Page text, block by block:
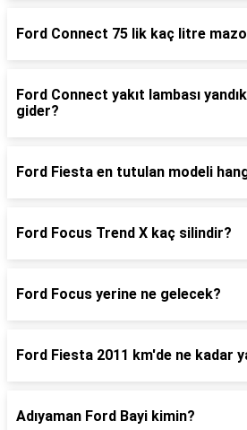
Ford Connect 75 lik kaç litre
Ford Connect yakıt lambası
gider?
Ford Fiesta en tutulan modeli
Ford Focus Trend X kaç silindir?
Ford Focus yerine ne gelecek?
Ford Fiesta 2011 km'de ne kadar
Adıyaman Ford Bayi kimin?